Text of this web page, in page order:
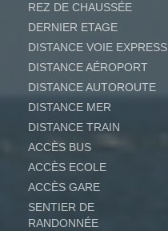
REZ DE CHAUSSÉE
DERNIER ETAGE
DISTANCE VOIE EXPRESS
DISTANCE AÉROPORT
DISTANCE AUTOROUTE
DISTANCE MER
DISTANCE TRAIN
ACCÈS BUS
ACCÈS ECOLE
ACCÈS GARE
SENTIER DE
RANDONNÉE